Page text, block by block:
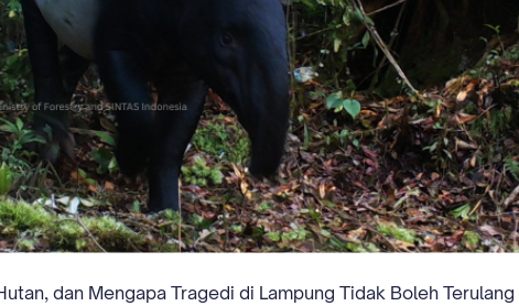
dan Mengapa Tragedi di Lampung Tidak Boleh Terulang